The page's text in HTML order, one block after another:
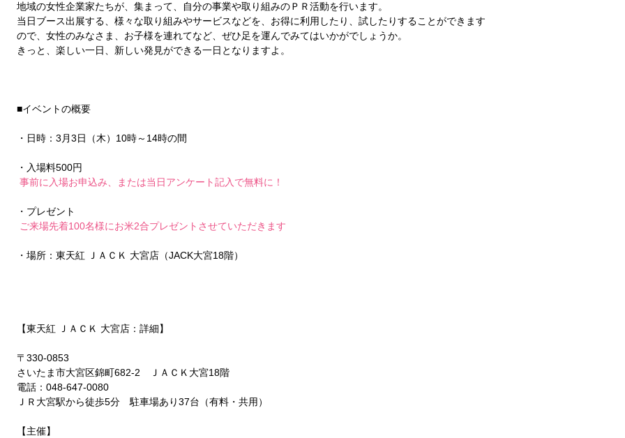
地域の女性企業家たちが、集まって、自分の事業や取り組みのＰＲ活動を行います。
当日ブース出展する、様々な取り組みやサービスなどを、お得に利用したり、試したりすることができます
ので、女性のみなさま、お子様を連れてなど、ぜひ足を運んでみてはいかがでしょうか。
きっと、楽しい一日、新しい発見ができる一日となりますよ。
■イベントの概要
・日時：3月3日（木）10時～14時の間
・入場料500円
事前に入場お申込み、または当日アンケート記入で無料に！
・プレゼント
ご来場先着100名様にお米2合プレゼントさせていただきます
・場所：東天紅 ＪＡＣＫ 大宮店（JACK大宮18階）
【東天紅 ＪＡＣＫ 大宮店：詳細】
〒330-0853
さいたま市大宮区錦町682-2　ＪＡＣＫ大宮18階
電話：048-647-0080
ＪＲ大宮駅から徒歩5分　駐車場あり37台（有料・共用）
【主催】